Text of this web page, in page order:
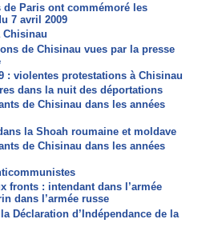
de Paris ont commémoré les
7 avril 2009
Chisinau
de Chisinau vues par la presse
: violentes protestations à Chisinau
dans la nuit des déportations
de Chisinau dans les années
la Shoah roumaine et moldave
de Chisinau dans les années
fronts : intendant dans l’armée
dans l’armée russe
Déclaration d’Indépendance de la